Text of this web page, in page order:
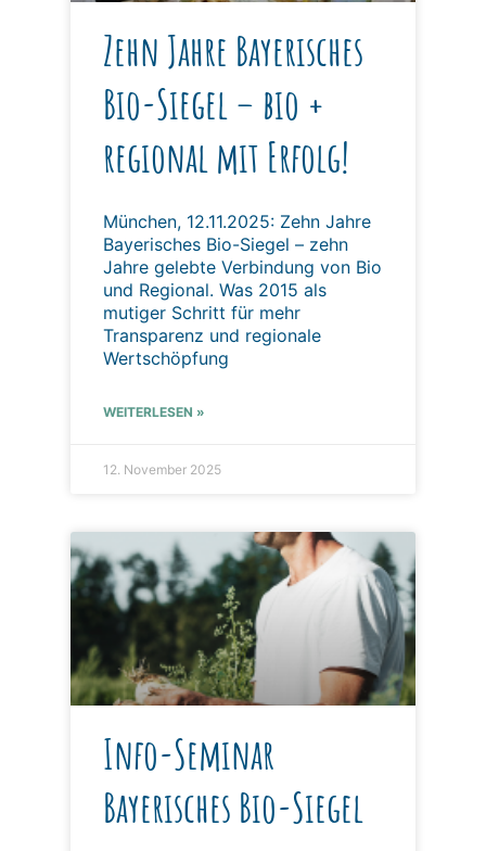
Zehn Jahre Bayerisches
Bio-Siegel – bio +
regional mit Erfolg!
München, 12.11.2025: Zehn Jahre
Bayerisches Bio-Siegel – zehn
Jahre gelebte Verbindung von Bio
und Regional. Was 2015 als
mutiger Schritt für mehr
Transparenz und regionale
Wertschöpfung
WEITERLESEN »
12. November 2025
Info-Seminar
Bayerisches Bio-Siegel